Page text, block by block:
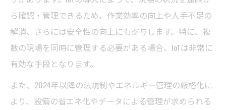
可能性
電気工事士が抱えるIoT導入時の悩みと対策
法
業務効率化に繋がるIoTの活用法を解説
電気工事分野で役立つIoT活用による効率化
事例
ら確認・管理できるため、作業効率の向上や人手不足の
解消、さらには安全性の向上にも寄与します。特に、複
数の現場を同時に管理する必要がある場合、IoTは非常に
有効な手段となります。
また、2024年以降の法規制やエネルギー管理の厳格化に
より、設備の省エネ化やデータによる管理が求められる